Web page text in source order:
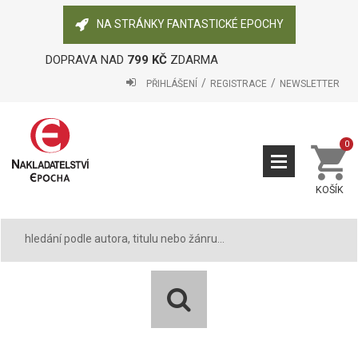
NA STRÁNKY FANTASTICKÉ EPOCHY
DOPRAVA NAD 799 KČZDARMA
PŘIHLÁŠENÍ REGISTRACE NEWSLETTER
KOŠÍK
0